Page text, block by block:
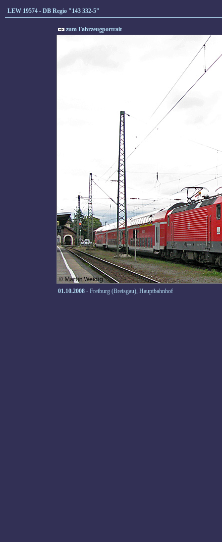
LEW 19574 - DB Regio "143 332-5"
zum Fahrzeugportrait
01.10.2008 - Freiburg (Breisgau), Hauptbahnhof